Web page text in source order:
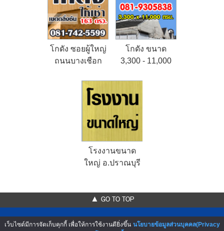
โกดัง ซอยผู้ใหญ่
ถนนบางเชือก
โกดัง ขนาด
3,300 - 11,000
โรงงานขนาด
ใหญ่ อ.ปราณบุรี
▲ GO TO TOP
เว็บไซต์มีการจัดเก็บคุกกี้ เพื่อให้การใช้งานดียิ่งขึ้น นโยบายข้อมูลส่วนบุคคล(Privacy